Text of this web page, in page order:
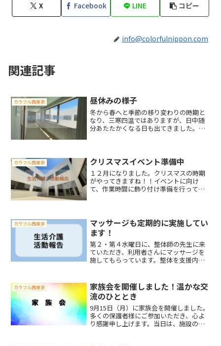
X Facebook LINE コピー
info@colorfulnippon.com
関連記事
カラフル西東京 昼休みの様子
冬から春へと季節の移り変わりの時期と
なり、三寒四温ではありますが、日中随
分あたたかくなる日も出てきました。カ
し込む日差しを浴びてまっ...
カラフル西東京 クリスマスイベント準備中
１２月になりました。クリスマスの時期
がやってきますね！！イベントに向け
て、作業時間に飾り付け準備を行ってい
星を綺麗に塗ってくれてま...
カラフル西東京
マッサージも定期的に実施してい
ます！
第２・第４水曜日に、整体師の先生に来
ていただき、利用者さんにマッサージを
施してもらっています。整体を支援内容
体面への注目が高まっていることがあり
ます。例えば、肩や首に過...
カラフル西東京
家族会を開催しました！温かな交
流のひととき
9月15日（月）に家族会を開催しました。
多くの保護者様にご参加いただき、心よ
り感謝申し上げます。当日は、施設の紹